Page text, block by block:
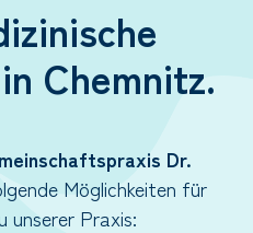
Chemnitz.
Dr.
Möglichkeiten für
unserer Praxis: